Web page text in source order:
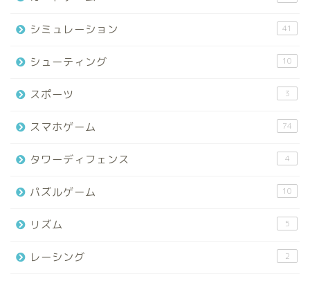
シミュレーション 41
シューティング 10
スポーツ 3
スマホゲーム 74
タワーディフェンス 4
パズルゲーム 10
リズム 5
レーシング 2